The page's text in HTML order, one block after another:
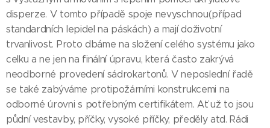
disperze. V tomto případě spoje nevyschnou(případ
standardních lepidel na páskách) a mají doživotní
trvanlivost. Proto dbáme na složení celého systému jako
celku a ne jen na finální úpravu, která často zakrývá
neodborné provedení sádrokartonů. V neposlední řadě
se také zabýváme protipožárními konstrukcemi na
odborné úrovni s potřebným certifikátem. Ať už to jsou
půdní vestavby, příčky, vysoké příčky, předěly atd. Rádi